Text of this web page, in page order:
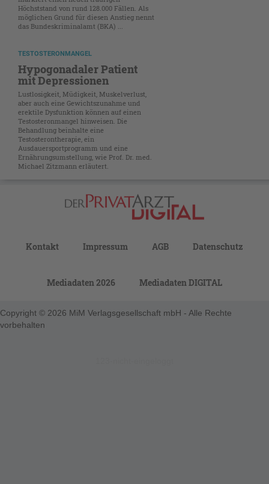
Höchststand von rund 128.000 Fällen. Als
möglichen Grund für diesen Anstieg nennt
das Bundeskriminalamt (BKA) ...
TESTOSTERONMANGEL
Hypogonadaler Patient
mit Depressionen
Lustlosigkeit, Müdigkeit, Muskelverlust,
aber auch eine Gewichtszunahme und
erektile Dysfunktion können auf einen
Testosteronmangel hinweisen. Die
Behandlung beinhalte eine
Testosterontherapie, ein
Ausdauersportprogramm und eine
Ernährungsumstellung, wie Prof. Dr. med.
Michael Zitzmann erläutert.
Kontakt Impressum AGB Datenschutz
Mediadaten 2026 Mediadaten DIGITAL
Copyright © 2026 MiM Verlagsgesellschaft mbH - Alle Rechte
vorbehalten